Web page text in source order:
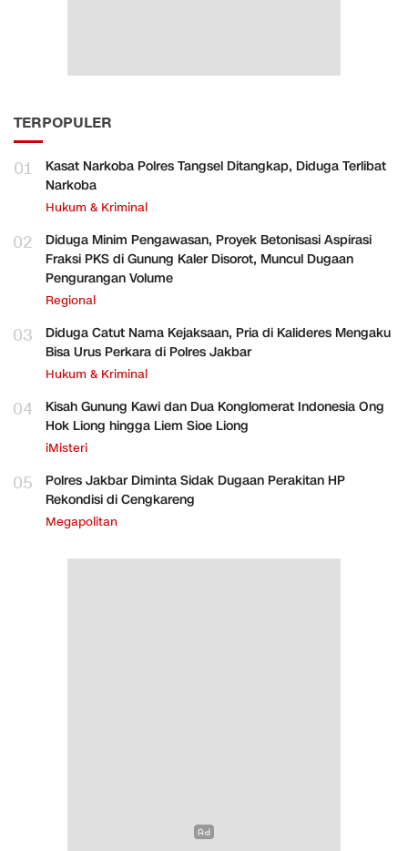
TERPOPULER
01
Kasat Narkoba Polres Tangsel Ditangkap, Diduga Terlibat
Narkoba
Hukum & Kriminal
02
Diduga Minim Pengawasan, Proyek Betonisasi Aspirasi
Fraksi PKS di Gunung Kaler Disorot, Muncul Dugaan
Pengurangan Volume
Regional
03
Diduga Catut Nama Kejaksaan, Pria di Kalideres Mengaku
Bisa Urus Perkara di Polres Jakbar
Hukum & Kriminal
04
Kisah Gunung Kawi dan Dua Konglomerat Indonesia Ong
Hok Liong hingga Liem Sioe Liong
iMisteri
05
Polres Jakbar Diminta Sidak Dugaan Perakitan HP
Rekondisi di Cengkareng
Megapolitan